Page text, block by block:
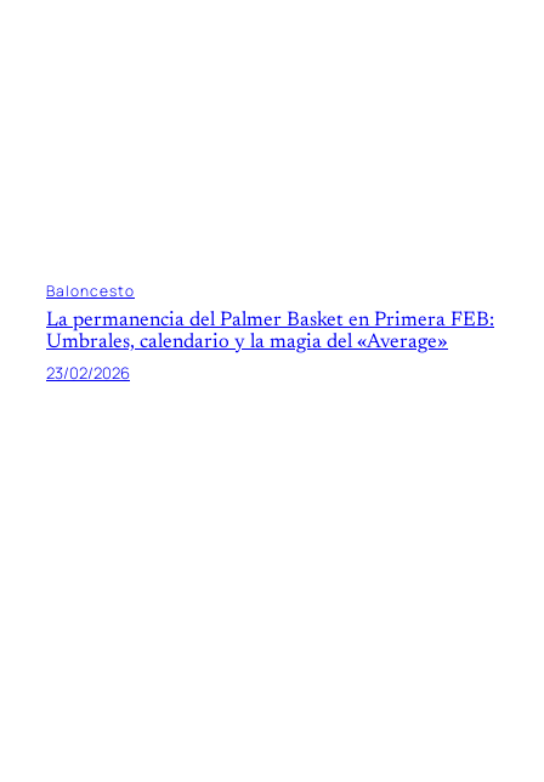
Baloncesto
La permanencia del Palmer Basket en Primera FEB:
Umbrales, calendario y la magia del «Average»
23/02/2026